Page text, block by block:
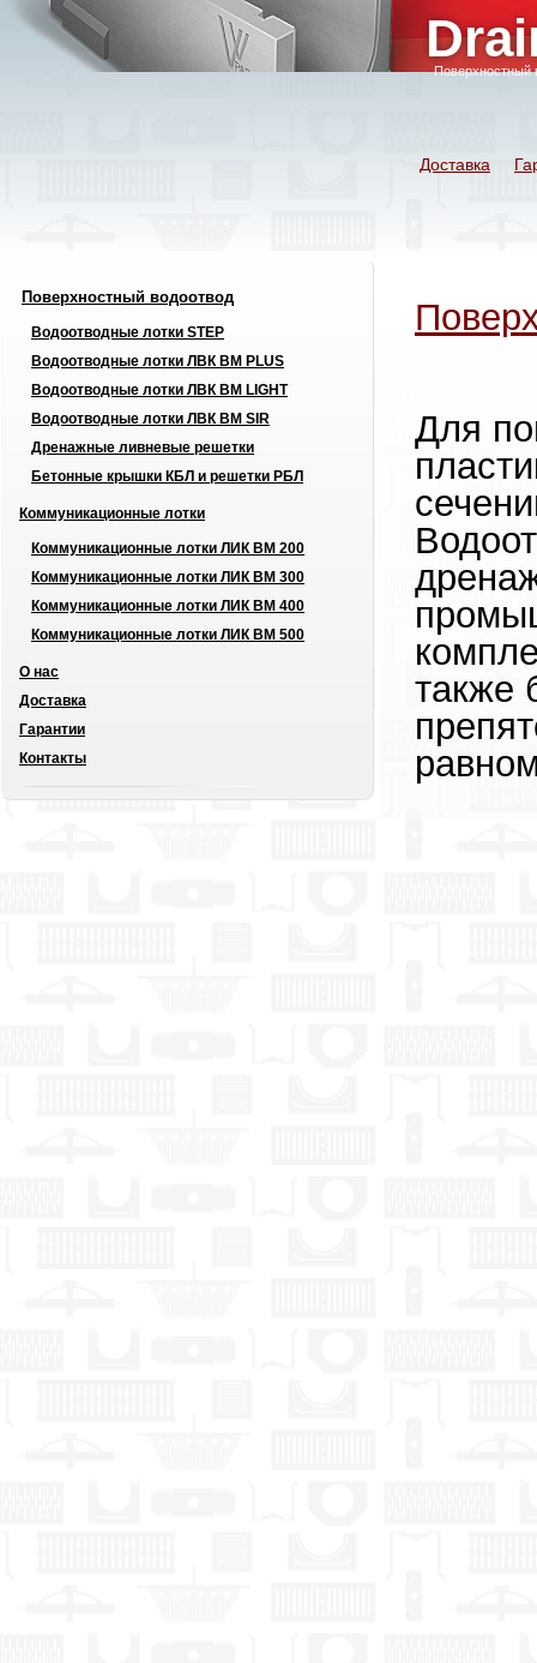
Поверхностный
Доставка
Поверхностный водоотвод
Водоотводные лотки STEP
Водоотводные лотки ЛВК ВМ PLUS
Водоотводные лотки ЛВК ВМ LIGHT
Водоотводные лотки ЛВК ВМ SIR
Дренажные ливневые решетки
Бетонные крышки КБЛ и решетки РБЛ
Коммуникационные лотки
Коммуникационные лотки ЛИК ВМ 200
Коммуникационные лотки ЛИК ВМ 300
Коммуникационные лотки ЛИК ВМ 400
Коммуникационные лотки ЛИК ВМ 500
О нас
Доставка
Гарантии
Контакты
Для
также